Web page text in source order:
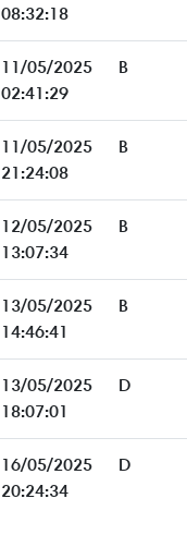
08:32:18
11/05/2025
02:41:29
B
11/05/2025
21:24:08
B
12/05/2025
13:07:34
B
13/05/2025
14:46:41
B
13/05/2025
18:07:01
D
16/05/2025
20:24:34
D